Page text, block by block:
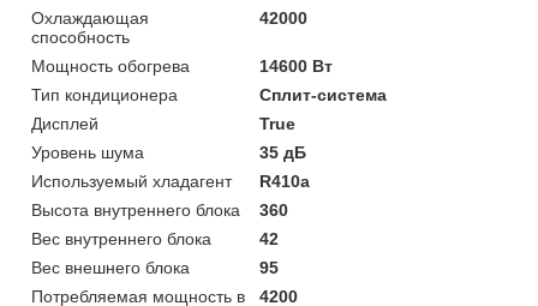
Охлаждающая
способность
42000
Мощность обогрева
14600 Вт
Тип кондиционера
Сплит-система
Дисплей
True
Уровень шума
35 дБ
Используемый хладагент
R410a
Высота внутреннего блока
360
Вес внутреннего блока
42
Вес внешнего блока
95
Потребляемая мощность в
4200